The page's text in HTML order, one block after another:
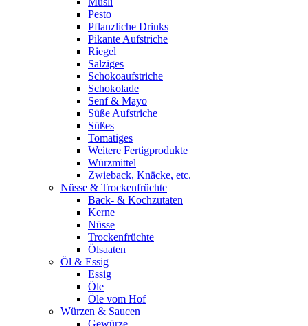
Pesto
Pflanzliche Drinks
Pikante Aufstriche
Riegel
Salziges
Schokoaufstriche
Schokolade
Senf & Mayo
Süße Aufstriche
Süßes
Tomatiges
Weitere Fertigprodukte
Würzmittel
Zwieback, Knäcke, etc.
Nüsse & Trockenfrüchte
Back- & Kochzutaten
Kerne
Nüsse
Trockenfrüchte
Ölsaaten
Öl & Essig
Essig
Öle
Öle vom Hof
Würzen & Saucen
Gewürze